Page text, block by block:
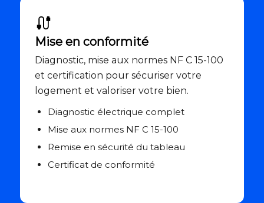
Mise en conformité
Diagnostic, mise aux normes NF C 15-100
et certification pour sécuriser votre
logement et valoriser votre bien.
Diagnostic électrique complet
Mise aux normes NF C 15-100
Remise en sécurité du tableau
Certificat de conformité